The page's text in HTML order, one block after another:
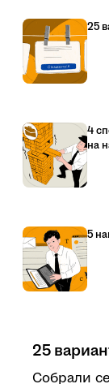
25
4
на
5
25
Собрали